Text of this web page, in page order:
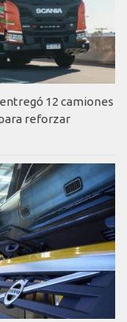
12 camiones
reforzar